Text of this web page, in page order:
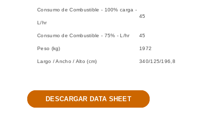
Consumo de Combustible - 100% carga -
L/hr
45
Consumo de Combustible - 75% - L/hr 45
Peso (kg) 1972
Largo / Ancho / Alto (cm) 340/125/196,8
DESCARGAR DATA SHEET